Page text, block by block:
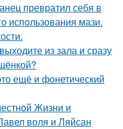
превратил себя в
использования мази.
из зала и сразу
ещё и фонетический
Жизни и
воля и Ляйсан